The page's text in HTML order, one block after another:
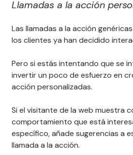
las solicitudes generales de "por
Llamadas a la acción
Las llamadas a la acción
los clientes ya han decidido
invertir un poco de esfuerzo en
acción personalizadas.
Si el visitante de la web muestra